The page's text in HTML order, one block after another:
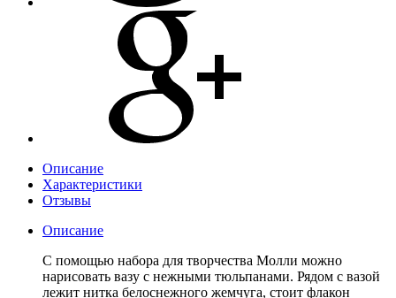
Описание
Характеристики
Отзывы
Описание
С помощью набора для творчества Молли можно
нарисовать вазу с нежными тюльпанами. Рядом с вазой
лежит нитка белоснежного жемчуга, стоит флакон